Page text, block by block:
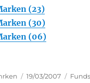
(23)
(30)
(06)
Posted
19/03/2007